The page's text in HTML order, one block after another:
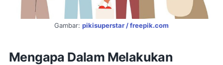
Gambar: pikisuperstar / freepik.com
Mengapa Dalam Melakukan